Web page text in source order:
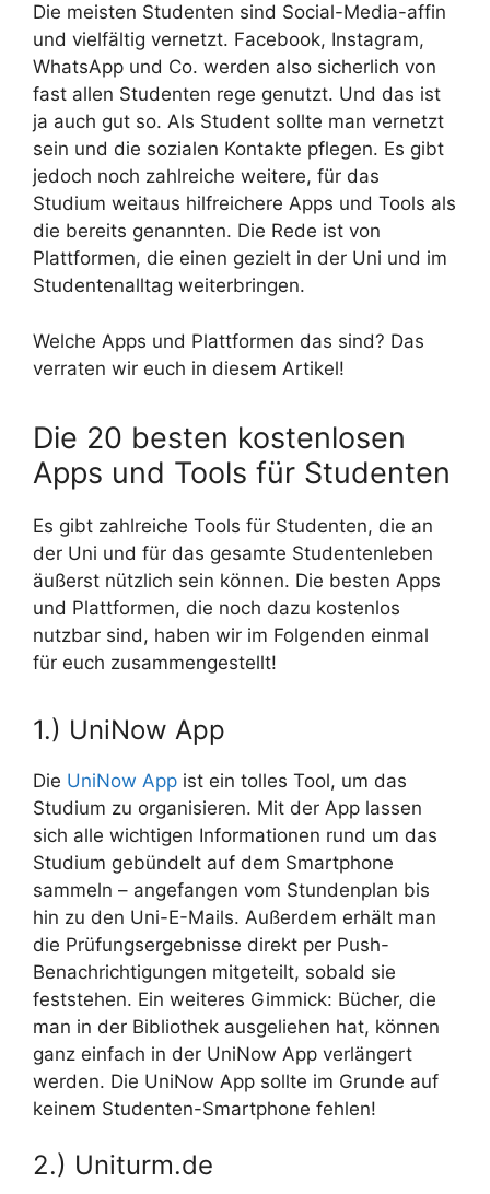
Die meisten Studenten sind Social-Media-affin
und vielfältig vernetzt. Facebook, Instagram,
WhatsApp und Co. werden also sicherlich von
fast allen Studenten rege genutzt. Und das ist
ja auch gut so. Als Student sollte man vernetzt
sein und die sozialen Kontakte pflegen. Es gibt
jedoch noch zahlreiche weitere, für das
Studium weitaus hilfreichere Apps und Tools als
die bereits genannten. Die Rede ist von
Plattformen, die einen gezielt in der Uni und im
Studentenalltag weiterbringen.
Welche Apps und Plattformen das sind? Das
verraten wir euch in diesem Artikel!
Die 20 besten kostenlosen
Apps und Tools für Studenten
Es gibt zahlreiche Tools für Studenten, die an
der Uni und für das gesamte Studentenleben
äußerst nützlich sein können. Die besten Apps
und Plattformen, die noch dazu kostenlos
nutzbar sind, haben wir im Folgenden einmal
für euch zusammengestellt!
1.) UniNow App
Die UniNow App ist ein tolles Tool, um das
Studium zu organisieren. Mit der App lassen
sich alle wichtigen Informationen rund um das
Studium gebündelt auf dem Smartphone
sammeln – angefangen vom Stundenplan bis
hin zu den Uni-E-Mails. Außerdem erhält man
die Prüfungsergebnisse direkt per Push-
Benachrichtigungen mitgeteilt, sobald sie
feststehen. Ein weiteres Gimmick: Bücher, die
man in der Bibliothek ausgeliehen hat, können
ganz einfach in der UniNow App verlängert
werden. Die UniNow App sollte im Grunde auf
keinem Studenten-Smartphone fehlen!
2.) Uniturm.de